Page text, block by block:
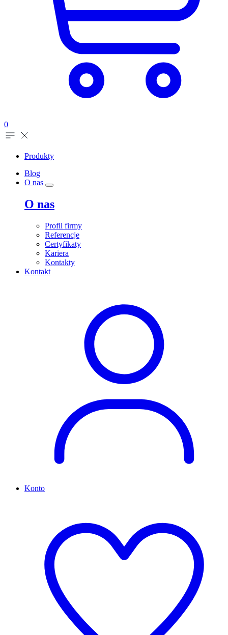
0
Produkty
Blog
O nas
O nas
Profil firmy
Referencje
Certyfikaty
Kariera
Kontakty
Kontakt
Konto